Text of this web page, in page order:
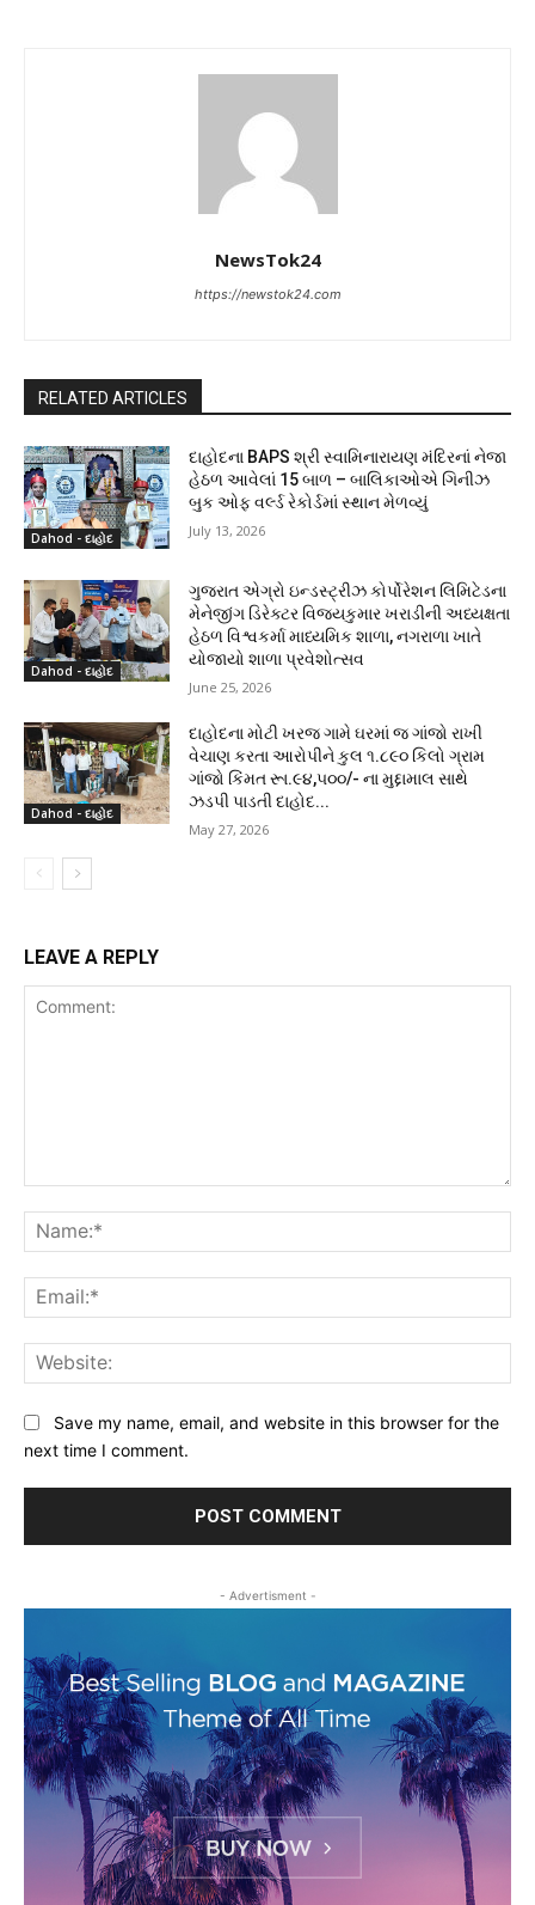
NewsTok24
https://newstok24.com
RELATED ARTICLES
Dahod - દાહોદ
દાહોદના BAPS શ્રી સ્વામિનારાયણ મંદિરનાં નેજા
હેઠળ આવેલાં 15 બાળ – બાલિકાઓએ ગિનીઝ
બુક ઓફ વર્લ્ડ રેકોર્ડમાં સ્થાન મેળવ્યું
July 13, 2026
Dahod - દાહોદ
ગુજરાત એગ્રો ઇન્ડસ્ટ્રીઝ કોર્પોરેશન લિમિટેડના
મેનેજીંગ ડિરેક્ટર વિજયકુમાર ખરાડીની અધ્યક્ષતા
હેઠળ વિશ્વકર્મા માધ્યમિક શાળા, નગરાળા ખાતે
યોજાયો શાળા પ્રવેશોત્સવ
June 25, 2026
Dahod - દાહોદ
દાહોદના મોટી ખરજ ગામે ઘરમાં જ ગાંજો રાખી
વેચાણ કરતા આરોપીને કુલ ૧.૮૯૦ કિલો ગ્રામ
ગાંજો કિંમત રૂા.૯૪,૫૦૦/- ના મુદ્દામાલ સાથે
ઝડપી પાડતી દાહોદ...
May 27, 2026
LEAVE A REPLY
Save my name, email, and website in this browser for the
next time I comment.
- Advertisment -